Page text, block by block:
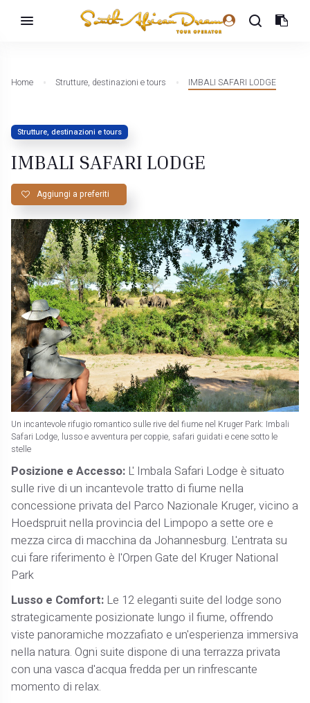
Home Strutture, destinazioni e tours IMBALI SAFARI LODGE
Strutture, destinazioni e tours
IMBALI SAFARI LODGE
Aggiungi a preferiti
Un incantevole rifugio romantico sulle rive del fiume nel Kruger Park: Imbali
Safari Lodge, lusso e avventura per coppie, safari guidati e cene sotto le
stelle
Posizione e Accesso: L' Imbala Safari Lodge è situato
sulle rive di un incantevole tratto di fiume nella
concessione privata del Parco Nazionale Kruger, vicino a
Hoedspruit nella provincia del Limpopo a sette ore e
mezza circa di macchina da Johannesburg. L'entrata su
cui fare riferimento è l'Orpen Gate del Kruger National
Park
Lusso e Comfort: Le 12 eleganti suite del lodge sono
strategicamente posizionate lungo il fiume, offrendo
viste panoramiche mozzafiato e un'esperienza immersiva
nella natura. Ogni suite dispone di una terrazza privata
con una vasca d'acqua fredda per un rinfrescante
momento di relax.